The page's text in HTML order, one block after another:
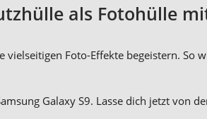
als Fotohülle
vielseitigen Foto-Effekte begeistern.
Galaxy S9. Lasse dich jetzt von